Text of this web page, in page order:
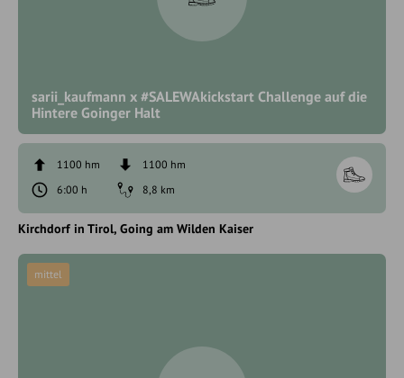
sarii_kaufmann x #SALEWAkickstart Challenge auf die
Hintere Goinger Halt
1100 hm
1100 hm
6:00 h
8,8 km
Kirchdorf in Tirol Going am Wilden Kaiser
mittel